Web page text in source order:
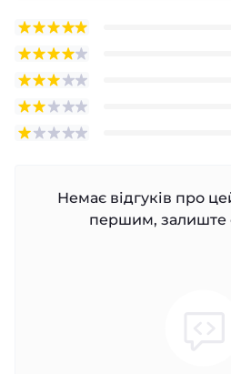
Немає відгуків про
першим, залиште